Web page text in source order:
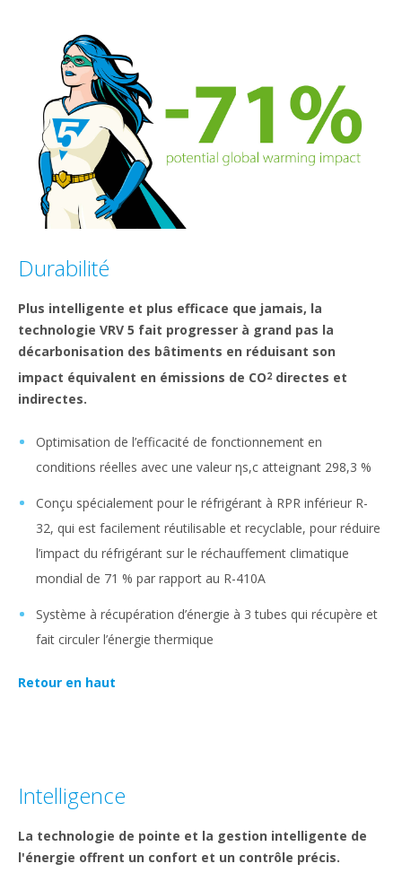
Durabilité
Plus intelligente et plus efficace que jamais, la
technologie VRV 5 fait progresser à grand pas la
décarbonisation des bâtiments en réduisant son
impact équivalent en émissions de CO2directes et
indirectes.
Optimisation de l’efficacité de fonctionnement en
conditions réelles avec une valeur ηs,c atteignant 298,3 %
Conçu spécialement pour le réfrigérant à RPR inférieur R-
32, qui est facilement réutilisable et recyclable, pour réduire
l’impact du réfrigérant sur le réchauffement climatique
mondial de 71 % par rapport au R-410A
Système à récupération d’énergie à 3 tubes qui récupère et
fait circuler l’énergie thermique
Retour en haut
Intelligence
La technologie de pointe et la gestion intelligente de
l'énergie offrent un confort et un contrôle précis.